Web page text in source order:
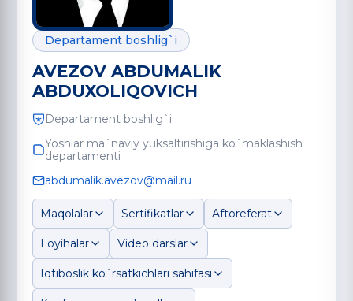
Departament boshlig`i
AVEZOV ABDUMALIK
ABDUXOLIQOVICH
Departament boshlig`i
Yoshlar ma`naviy yuksaltirishiga ko`maklashish
departamenti
abdumalik.avezov@mail.ru
Maqolalar Sertifikatlar Aftoreferat
Loyihalar Video darslar
Iqtiboslik ko`rsatkichlari sahifasi